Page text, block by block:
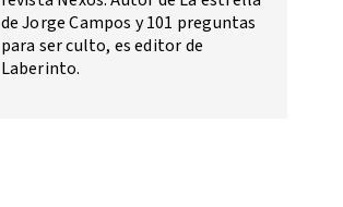
de Jorge Campos y 101 preguntas
para ser culto, es editor de
Laberinto.